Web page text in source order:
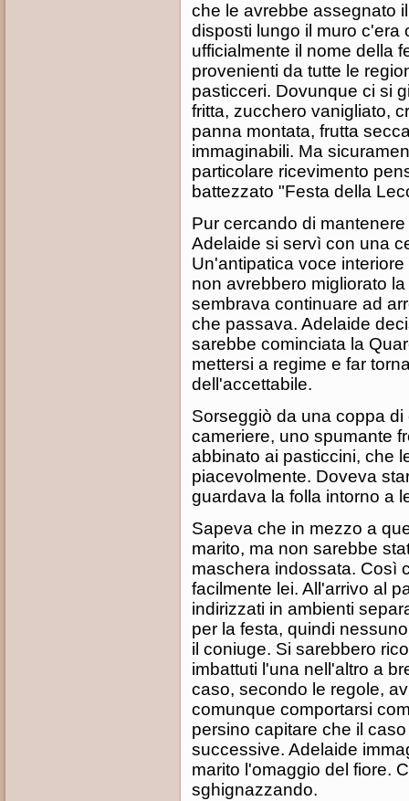
che le avrebbe assegnato
disposti lungo il muro c'era
ufficialmente il nome della
provenienti da tutte le
pasticceri. Dovunque ci si
fritta, zucchero vanigliato,
panna montata, frutta
immaginabili. Ma
particolare ricevimento
battezzato "Festa della
Pur cercando di
Adelaide si servì con una
Un'antipatica voce
non avrebbero migliorato
sembrava continuare ad
che passava. Adelaide
sarebbe cominciata la
mettersi a regime e far
dell'accettabile.
Sorseggiò da una coppa
cameriere, uno spumante
abbinato ai pasticcini, che
piacevolmente. Doveva
guardava la folla intorno a
Sapeva che in mezzo a
marito, ma non sarebbe
maschera indossata. Così
facilmente lei. All'arrivo al
indirizzati in ambienti
per la festa, quindi
il coniuge. Si sarebbero
imbattuti l'una nell'altro a
caso, secondo le regole,
comunque comportarsi
persino capitare che il
successive. Adelaide
marito l'omaggio del fiore.
sghignazzando.